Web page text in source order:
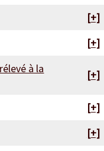
[+]
[+]
à la
[+]
[+]
[+]